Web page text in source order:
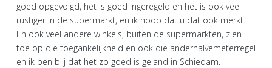
goed opgevolgd, het is goed ingeregeld en het is ook veel
rustiger in de supermarkt, en ik hoop dat u dat ook merkt.
En ook veel andere winkels, buiten de supermarkten, zien
toe op die toegankelijkheid en ook die anderhalvemeterregel
en ik ben blij dat het zo goed is geland in Schiedam.